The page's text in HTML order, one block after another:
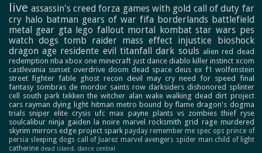
live assassin's creed forza games with gold call of duty far
cry halo batman gears of war fifa borderlands battlefield
metal gear gta lego fallout mortal kombat star wars pes
watch dogs tomb raider mass effect injustice bioshock
dragon age residente evil titanfall dark souls alien red dead
redemption nba xbox one minecraft just dance diablo killer instinct xcom
castlevania sunset overdrive doom dead space deus ex f1 wolfenstein
street fighter fable ghost recon devil may cry need for speed final
fantasy sombras de mordor saints row darksiders dishonored splinter
cell
south park tekken the witcher alan wake walking dead dirt project
cars rayman dying light hitman metro bound by flame dragon's dogma
trials sniper elite crysis ufc max payne plants vs zombies thief ryse
soulcalibur ninja gaiden la noire marvel rocksmith grid rage murdered
skyrim mirrors edge project spark payday remember me spec ops prince of
persia sleeping dogs call of Juarez marvel avengers spider man child of light
catherine dead island. dance central